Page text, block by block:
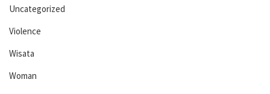
Uncategorized
Violence
Wisata
Woman